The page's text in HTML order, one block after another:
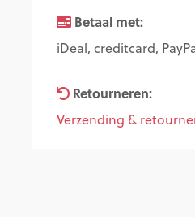
Betaal met:
iDeal, creditcard,
Retourneren:
Verzending &